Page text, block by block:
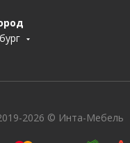
2026 © Инта-Мебель